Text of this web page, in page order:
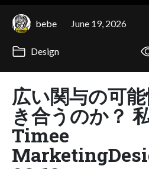
bebe June 19, 2026
Design
広い関与の可
き合うのか？
Timee